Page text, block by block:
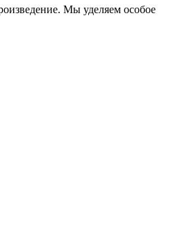
Мы уделяем особое